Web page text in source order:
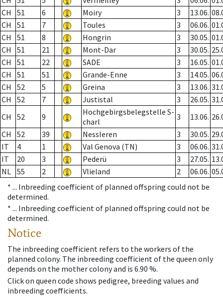
CH
51 6 Moiry 3 13.06.
CH
51 7 Toules 3 06.06.
CH
51 8 Hongrin 3 30.05.
CH
51 21 Mont-Dar 3 30.05.
CH
51 22 SADE 3 16.05.
CH
51 51 Grande-Enne 3 14.05.
CH
52 5 Greina 3 13.06.
CH
52 7 Justistal 3 26.05.
CH
52 9
Hochgebirgsbelegstelle S-
charl
3 13.06.
CH
52 39 Nessleren 3 30.05.
IT
4 1 Val Genova (TN) 3 06.06.
IT
20 3 Pederü 3 27.05.
NL 55 2 Vlieland 2 06.06.
* ... Inbreeding coefficient of planned offspring could not be
determined.
* ... Inbreeding coefficient of planned offspring could not be
determined.
Notice
The inbreeding coefficient refers to the workers of the
planned colony. The inbreeding coefficient of the queen only
depends on the mother colony and is 6.90 %.
Click on queen code shows pedigree, breeding values and
inbreeding coefficients.